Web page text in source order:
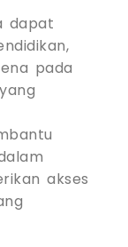
dapat
pada
akses